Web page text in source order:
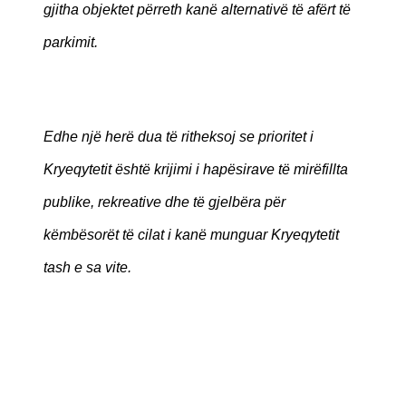
gjitha objektet përreth kanë alternativë të afërt të
parkimit.
Edhe një herë dua të ritheksoj se prioritet i
Kryeqytetit është krijimi i hapësirave të mirëfillta
publike, rekreative dhe të gjelbëra për
këmbësorët të cilat i kanë munguar Kryeqytetit
tash e sa vite.